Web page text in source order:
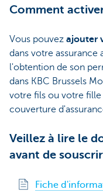
Comment
Vous pouvez ajouter
dans votre assurance
l'obtention de son
dans KBC Brussels
votre fils ou votre
couverture
Veillez à lire le
avant de
Fiche